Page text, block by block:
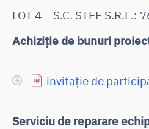
LOT 4 – S.C. STEF S.R.L.:
Achiziție de bunuri
invitație de
Serviciu de reparare